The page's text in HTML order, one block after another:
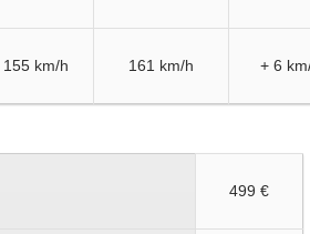
155 km/h 161 km/h + 6
499 €